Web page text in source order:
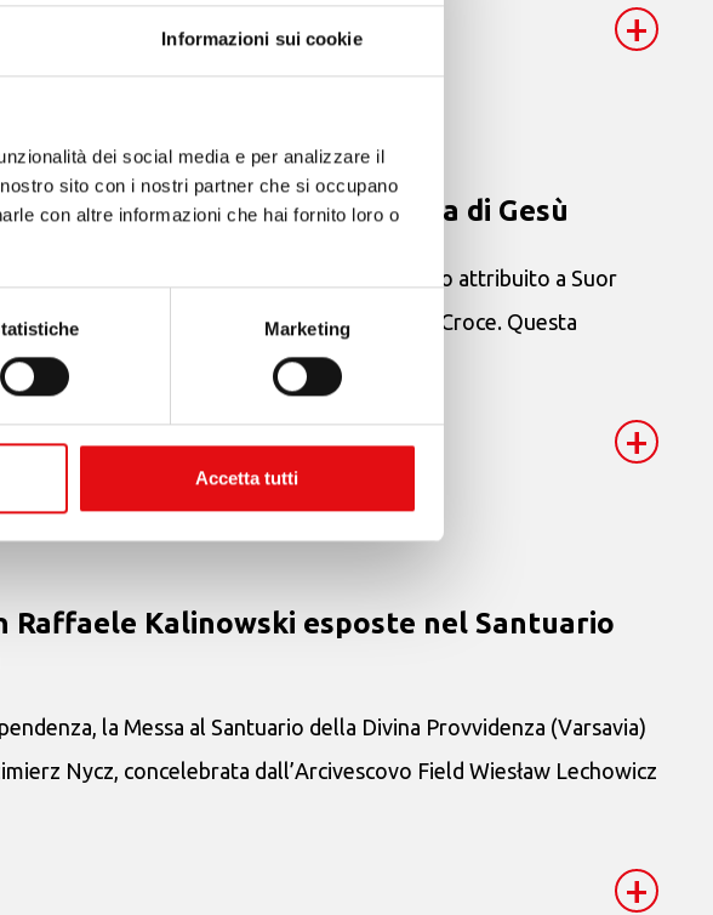
Informazioni sui cookie
dei social media e per analizzare il
sito con i nostri partner che si occupano
con altre informazioni che hai fornito loro o
Marketing
Accetta tutti
+
un miracolo attribuito ad Anna di Gesù
papa Francesco ha riconosciuto un miracolo attribuito a Suor
Teresa d’Avila e amica di San Giovanni della Croce. Questa
+
Raffaele Kalinowski esposte nel Santuario
la Messa al Santuario della Divina Provvidenza (Varsavia)
Nycz, concelebrata dall’Arcivescovo Field Wiesław Lechowicz
+